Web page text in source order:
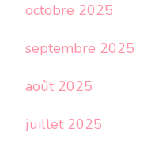
octobre 2025
septembre 2025
août 2025
juillet 2025